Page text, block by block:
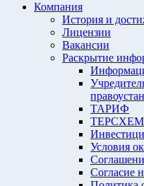
Компания
История и
Лицензии
Вакансии
Раскрытие
ТАРИФ
Условия
Согласие